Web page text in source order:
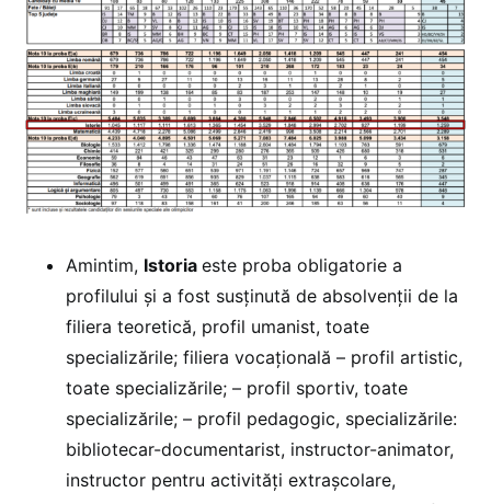
Amintim, Istoria este proba obligatorie a
profilului și a fost susținută de absolvenții de la
filiera teoretică, profil umanist, toate
specializările; filiera vocațională – profil artistic,
toate specializările; – profil sportiv, toate
specializările; – profil pedagogic, specializările:
bibliotecar-documentarist, instructor-animator,
instructor pentru activități extraşcolare,